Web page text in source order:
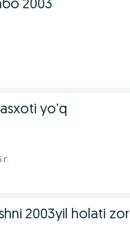
2003
yoʼq
г.
2003yil holati zor